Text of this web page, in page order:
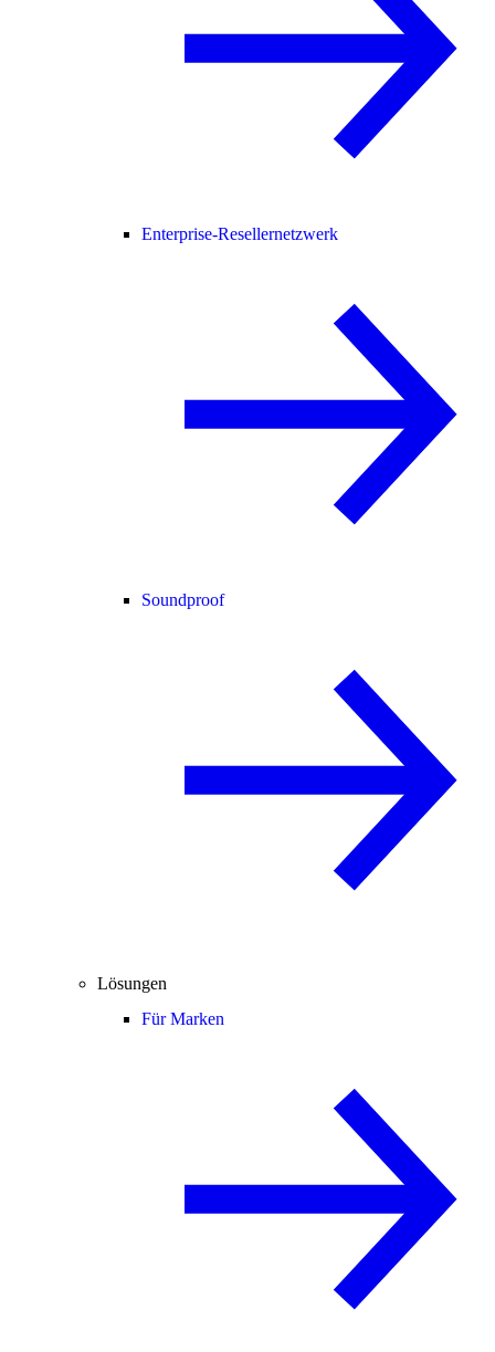
Enterprise-Resellernetzwerk
Soundproof
Lösungen
Für Marken